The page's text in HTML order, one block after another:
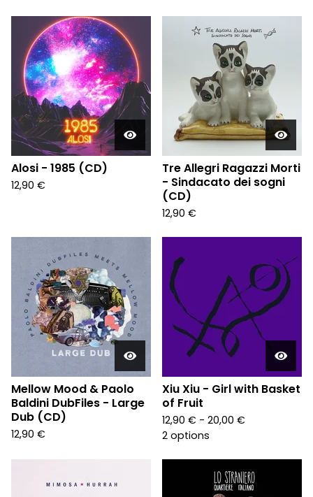
Alosi - 1985 (CD)
12,90 €
Tre Allegri Ragazzi Morti
- Sindacato dei sogni
(CD)
12,90 €
Mellow Mood & Paolo
Baldini DubFiles - Large
Dub (CD)
12,90 €
Xiu Xiu - Girl with Basket
of Fruit
12,90 € - 20,00 €
2 options